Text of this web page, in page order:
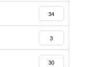
34
3
30